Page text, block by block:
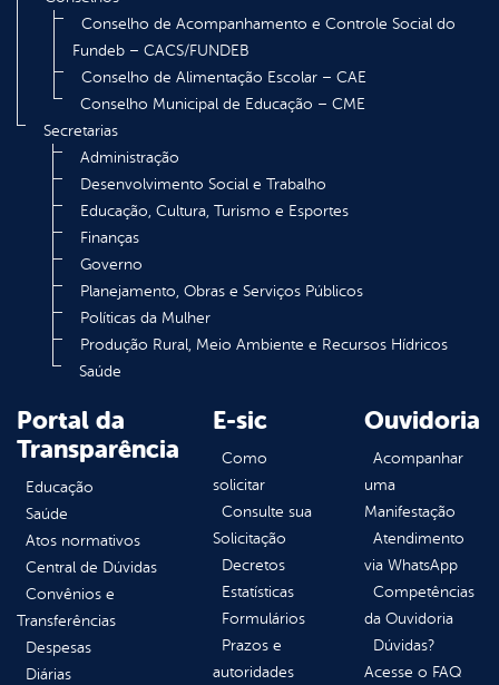
Conselho de Acompanhamento e Controle Social do
Fundeb – CACS/FUNDEB
Conselho de Alimentação Escolar – CAE
Conselho Municipal de Educação – CME
Secretarias
Administração
Desenvolvimento Social e Trabalho
Educação, Cultura, Turismo e Esportes
Finanças
Governo
Planejamento, Obras e Serviços Públicos
Políticas da Mulher
Produção Rural, Meio Ambiente e Recursos Hídricos
Saúde
Portal da
Transparência
Educação
Saúde
Atos normativos
Central de Dúvidas
Convênios e
Transferências
Despesas
Diárias
E-sic
Como
solicitar
Consulte sua
Solicitação
Decretos
Estatísticas
Formulários
Prazos e
autoridades
Ouvidoria
Acompanhar
uma
Manifestação
Atendimento
via WhatsApp
Competências
da Ouvidoria
Dúvidas?
Acesse o FAQ